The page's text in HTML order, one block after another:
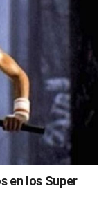
en los Super